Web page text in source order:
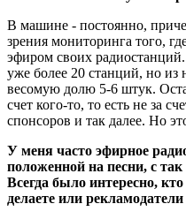
В машине - постоянно,
зрения мониторинга того,
эфиром своих
уже более 20 станций, но
весомую долю 5-6 штук.
счет кого-то, то есть не за
спонсоров и так далее. Но
У меня часто эфирное
положенной на песни, с
Всегда было интересно,
делаете или